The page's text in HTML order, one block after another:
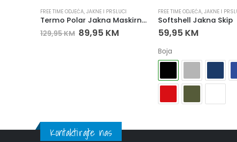
FREE TIME ODJEĆA, JAKNE I PRSLUCI
Termo Polar Jakna Maskirna Zelena
129,95KM 89,95 KM
FREE TIME ODJEĆA, JAKNE I
Softshell Jakna Skip
59,95 KM
Boja
Kontaktirajte nas